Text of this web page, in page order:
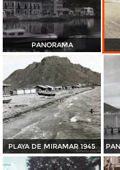
PANORAMA
PLAYA DE MIRAMAR 1945